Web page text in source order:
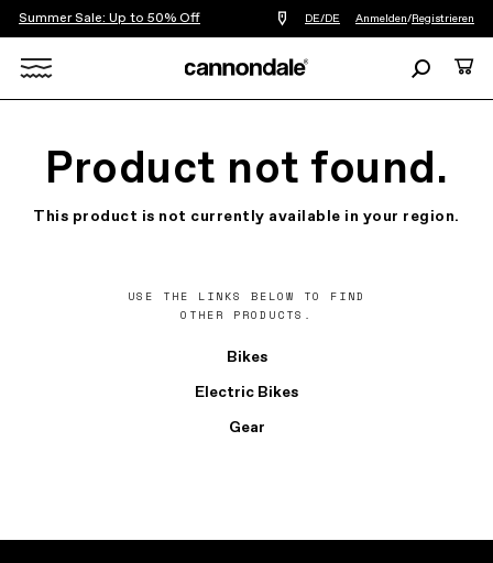
Summer Sale: Up to 50% Off
Einen
Händler
meiner
finden
DE/DE Anmelden/Registrieren
Suchen
Product not found.
This product is not currently available in your region.
USE THE LINKS BELOW TO FIND
OTHER PRODUCTS.
Bikes
Electric Bikes
Gear